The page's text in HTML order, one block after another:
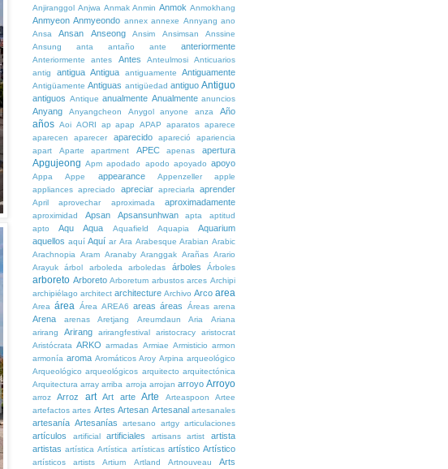
Anjiranggol Anjwa Anmak Anmin Anmok Anmokhang
Anmyeon Anmyeondo annex annexe Annyang ano
Ansa
Ansan Anseong Ansim Ansimsan
Anssine
Ansung
anta antaño ante anteriormente
Anteriormente antes Antes Anteulmosi
Anticuarios
antig
antigua Antigua antiguamente Antiguamente
Antigüamente Antiguas antigüedad antiguo Antiguo
antiguos Antique anualmente Anualmente anuncios
Anyang Anyangcheon Anygol anyone anza Año
años Aoi AORI ap apap APAP aparatos aparece
aparecen
aparecer aparecido apareció
apariencia
apart
Aparte apartment APEC apenas apertura
Apgujeong Apm apodado apodo apoyado apoyo
Appa Appe appearance Appenzeller
apple
appliances apreciado apreciar apreciarla aprender
April aprovechar aproximada aproximadamente
aproximidad Apsan Apsansunhwan apta
aptitud
apto
Aqu Aqua Aquafield Aquapia
Aquarium
aquellos aquí Aquí ar Ara Arabesque Arabian Arabic
Arachnopia
Aram Aranaby Aranggak Arañas Arario
Arayuk
árbol arboleda arboledas árboles Árboles
arboreto Arboreto Arboretum arbustos arces Archipi
archipiélago architect architecture Archivo Arco area
Area área Área AREA6 areas áreas Áreas arena
Arena arenas Aretjang Areumdaun Aria
Ariana
arirang
Arirang arirangfestival aristocracy
aristocrat
Aristócrata ARKO armadas Armiae Armisticio armon
armonía aroma Aromáticos Aroy Arpina arqueológico
Arqueológico arqueológicos arquitecto arquitectónica
Arquitectura array arriba arroja arrojan arroyo Arroyo
arroz Arroz art Art arte Arte Arteaspoon
Artee
artefactos artes Artes Artesan Artesanal artesanales
artesanía Artesanías artesano artgy articulaciones
artículos artificial artificiales artisans artist
artista
artistas artística Artística artísticas artístico Artístico
artísticos artists Artium Artland Artnouveau Arts